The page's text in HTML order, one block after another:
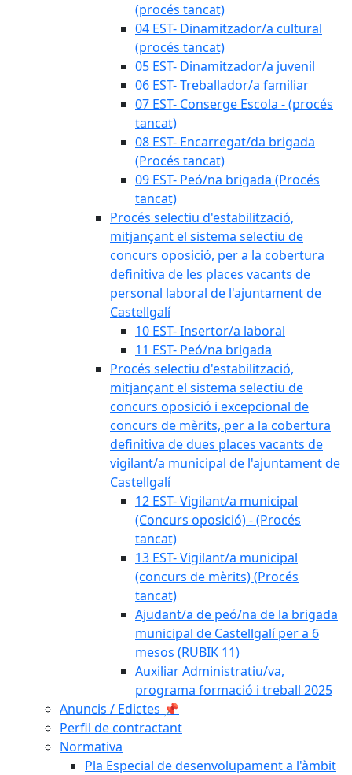
(procés tancat)
04 EST- Dinamitzador/a cultural
(procés tancat)
05 EST- Dinamitzador/a juvenil
06 EST- Treballador/a familiar
07 EST- Conserge Escola - (procés
tancat)
08 EST- Encarregat/da brigada
(Procés tancat)
09 EST- Peó/na brigada (Procés
tancat)
Procés selectiu d'estabilització,
mitjançant el sistema selectiu de
concurs oposició, per a la cobertura
definitiva de les places vacants de
personal laboral de l'ajuntament de
Castellgalí
10 EST- Insertor/a laboral
11 EST- Peó/na brigada
Procés selectiu d'estabilització,
mitjançant el sistema selectiu de
concurs oposició i excepcional de
concurs de mèrits, per a la cobertura
definitiva de dues places vacants de
vigilant/a municipal de l'ajuntament de
Castellgalí
12 EST- Vigilant/a municipal
(Concurs oposició) - (Procés
tancat)
13 EST- Vigilant/a municipal
(concurs de mèrits) (Procés
tancat)
Ajudant/a de peó/na de la brigada
municipal de Castellgalí per a 6
mesos (RUBIK 11)
Auxiliar Administratiu/va,
programa formació i treball 2025
Anuncis / Edictes 📌
Perfil de contractant
Normativa
Pla Especial de desenvolupament a l'àmbit